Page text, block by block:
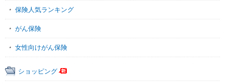
保険人気ランキング
がん保険
女性向けがん保険
ショッピング